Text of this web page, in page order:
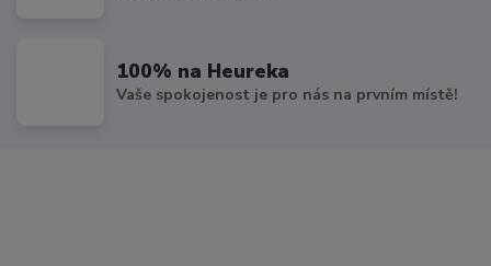
100% na Heureka
Vaše spokojenost je pro nás na prvním místě!